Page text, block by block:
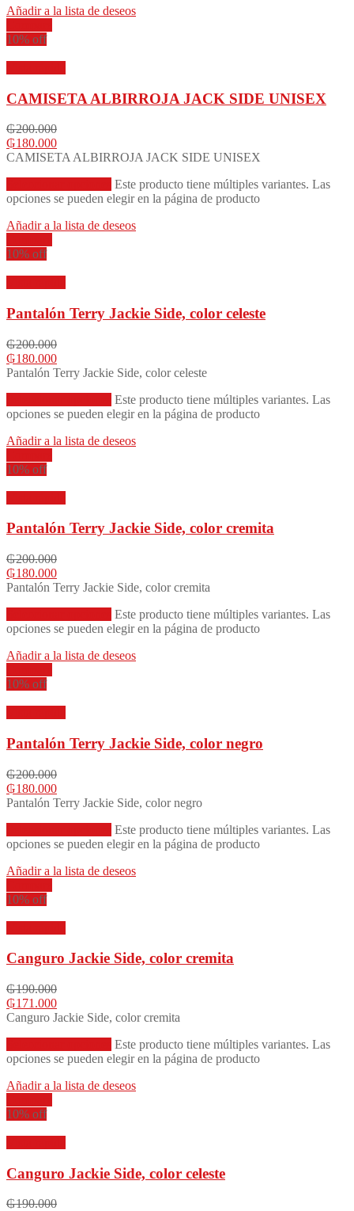
Añadir a la lista de deseos
10% off
CAMISETA ALBIRROJA JACK SIDE UNISEX
₲200.000
₲180.000
CAMISETA ALBIRROJA JACK SIDE UNISEX
Este producto tiene múltiples variantes. Las
opciones se pueden elegir en la página de producto
Añadir a la lista de deseos
10% off
Pantalón Terry Jackie Side, color celeste
₲200.000
₲180.000
Pantalón Terry Jackie Side, color celeste
Este producto tiene múltiples variantes. Las
opciones se pueden elegir en la página de producto
Añadir a la lista de deseos
10% off
Pantalón Terry Jackie Side, color cremita
₲200.000
₲180.000
Pantalón Terry Jackie Side, color cremita
Este producto tiene múltiples variantes. Las
opciones se pueden elegir en la página de producto
Añadir a la lista de deseos
10% off
Pantalón Terry Jackie Side, color negro
₲200.000
₲180.000
Pantalón Terry Jackie Side, color negro
Este producto tiene múltiples variantes. Las
opciones se pueden elegir en la página de producto
Añadir a la lista de deseos
10% off
Canguro Jackie Side, color cremita
₲190.000
₲171.000
Canguro Jackie Side, color cremita
Este producto tiene múltiples variantes. Las
opciones se pueden elegir en la página de producto
Añadir a la lista de deseos
10% off
Canguro Jackie Side, color celeste
₲190.000